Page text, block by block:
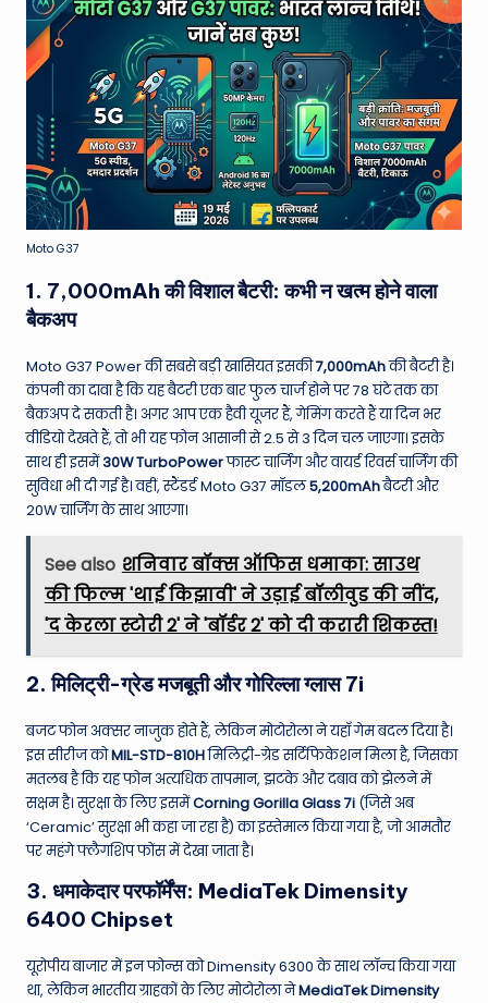
Moto G37
1. 7,000mAh की विशाल बैटरी: कभी न खत्म होने वाला
बैकअप
Moto G37 Power की सबसे बड़ी खासियत इसकी7,000mAhकी बैटरी है।
कंपनी का दावा है कि यह बैटरी एक बार फुल चार्ज होने पर 78 घंटे तक का
बैकअप दे सकती है। अगर आप एक हैवी यूजर हैं, गेमिंग करते हैं या दिन भर
वीडियो देखते हैं, तो भी यह फोन आसानी से 2.5 से 3 दिन चल जाएगा। इसके
साथ ही इसमें30W TurboPowerफास्ट चार्जिंग और वायर्ड रिवर्स चार्जिंग की
सुविधा भी दी गई है।वहीं, स्टैंडर्ड Moto G37 मॉडल5,200mAhबैटरी और
20W चार्जिंग के साथ आएगा।
See also शनिवार बॉक्स ऑफिस धमाका: साउथ
की फिल्म 'थाई किझावी' ने उड़ाई बॉलीवुड की नींद,
'द केरला स्टोरी 2' ने 'बॉर्डर 2' को दी करारी शिकस्त!
2. मिलिट्री-ग्रेड मजबूती और गोरिल्ला ग्लास 7i
बजट फोन अक्सर नाजुक होते हैं, लेकिन मोटोरोला ने यहाँ गेम बदल दिया है।
इस सीरीज कोMIL-STD-810Hमिलिट्री-ग्रेड सर्टिफिकेशन मिला है, जिसका
मतलब है कि यह फोन अत्यधिक तापमान, झटके और दबाव को झेलने में
सक्षम है।सुरक्षा के लिए इसमेंCorning Gorilla Glass 7i (जिसे अब
‘Ceramic’ सुरक्षा भी कहा जा रहा है) का इस्तेमाल किया गया है, जो आमतौर
पर महंगे फ्लैगशिप फोंस में देखा जाता है।
3. धमाकेदार परफॉर्मेंस: MediaTek Dimensity
6400 Chipset
यूरोपीय बाजार में इन फोन्स को Dimensity 6300 के साथ लॉन्च किया गया
था, लेकिन भारतीय ग्राहकों के लिए मोटोरोला नेMediaTek Dimensity